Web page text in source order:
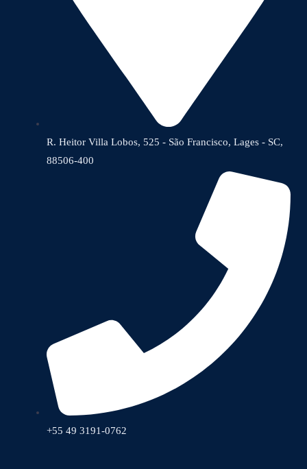
R. Heitor Villa Lobos, 525 - São Francisco, Lages - SC,
88506-400
+55 49 3191-0762